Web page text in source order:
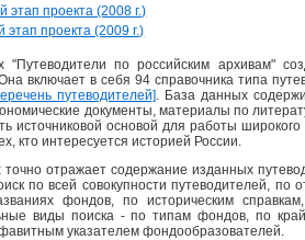
этап проекта (2008 г.)
этап проекта (2009 г.)
"Путеводители по российским архивам"
включает в себя 94 справочника типа
путеводителей]. База данных
документы, материалы по
источниковой основой для работы
кто интересуется историей России.
отражает содержание изданных
по всей совокупности путеводителей,
фондов, по историческим
виды поиска - по типам фондов, по
указателем фондообразователей.